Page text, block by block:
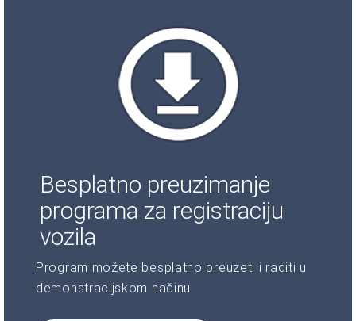
Besplatno preuzimanje
programa za registraciju
vozila
Program možete besplatno preuzeti i raditi u
demonstracijskom načinu